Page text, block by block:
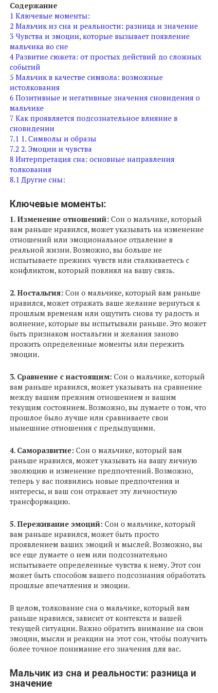
Содержание
1 Ключевые моменты:
2 Мальчик из сна и реальности: разница и значение
3 Чувства и эмоции, которые вызывает появление
мальчика во сне
4 Развитие сюжета: от простых действий до сложных
событий
5 Мальчик в качестве символа: возможные
истолкования
6 Позитивные и негативные значения сновидения о
мальчике
7 Как проявляется подсознательное влияние в
сновидении
7.1 1. Символы и образы
7.2 2. Эмоции и чувства
8 Интерпретация сна: основные направления
толкования
8.1 Другие сны:
Ключевые моменты:
1. Изменение отношений: Сон о мальчике, который
вам раньше нравился, может указывать на изменение
отношений или эмоциональное отдаление в
реальной жизни. Возможно, вы больше не
испытываете прежних чувств или сталкиваетесь с
конфликтом, который повлиял на вашу связь.
2. Ностальгия: Сон о мальчике, который вам раньше
нравился, может отражать ваше желание вернуться к
прошлым временам или ощутить снова ту радость и
волнение, которые вы испытывали раньше. Это может
быть признаком ностальгии и желания заново
прожить определенные моменты или пережить
эмоции.
3. Сравнение с настоящим: Сон о мальчике, который
вам раньше нравился, может указывать на сравнение
между вашим прежним отношением и вашим
текущим состоянием. Возможно, вы думаете о том, что
прошлое было лучше или сравниваете свои
нынешние отношения с предыдущими.
4. Саморазвитие: Сон о мальчике, который вам
раньше нравился, может указывать на вашу личную
эволюцию и изменение предпочтений. Возможно,
теперь у вас появились новые предпочтения и
интересы, и ваш сон отражает эту личностную
трансформацию.
5. Переживание эмоций: Сон о мальчике, который
вам раньше нравился, может быть просто
проявлением ваших эмоций и мыслей. Возможно, вы
все еще думаете о нем или подсознательно
испытываете определенные чувства к нему. Этот сон
может быть способом вашего подсознания обработать
прошлые впечатления и эмоции.
В целом, толкование сна о мальчике, который вам
раньше нравился, зависит от контекста и вашей
текущей ситуации. Важно обратить внимание на свои
эмоции, мысли и реакции на этот сон, чтобы получить
более точное понимание его значения для вас.
Мальчик из сна и реальности: разница и
значение